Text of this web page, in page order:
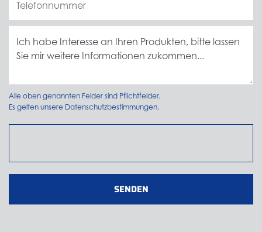
Alle oben genannten Felder sind Pflichtfelder.
Es gelten unsere Datenschutzbestimmungen.
SENDEN